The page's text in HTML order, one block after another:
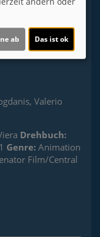
Valerio
Drehbuch:
Genre: Animation
Film/Central
ab Das ist ok